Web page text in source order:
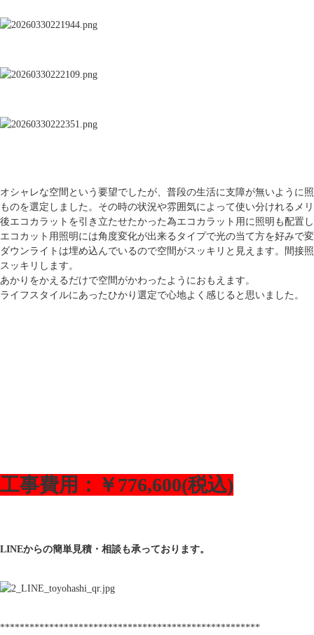
オシャレな空間という要望でしたが、普段の生活に支障が無いよう に
ものを選定しました。その時の状況や雰囲気によって使い分けれるメ
後エコカラットを引き立たせたかった為エコカラット用に照明も配置
エコカット用照明には角度変化が出来るタイプで光の当て方を好みで
ダウンライトは埋め込んでいるので空間がスッキリと見えます。間接
スッキリします。
あかりをかえるだけで空間がかわったようにおもえます。
ライフスタイルにあったひかり選定で心地よく感じると思いました。
工事費用：￥776,600(税込)
LINEからの簡単見積・相談も承っております。
*****************************************************